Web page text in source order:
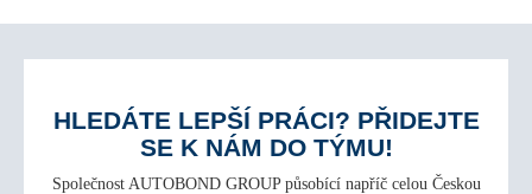
HLEDÁTE LEPŠÍ PRÁCI? PŘIDEJTE
SE K NÁM DO TÝMU!
Společnost AUTOBOND GROUP působící napříč celou Českou